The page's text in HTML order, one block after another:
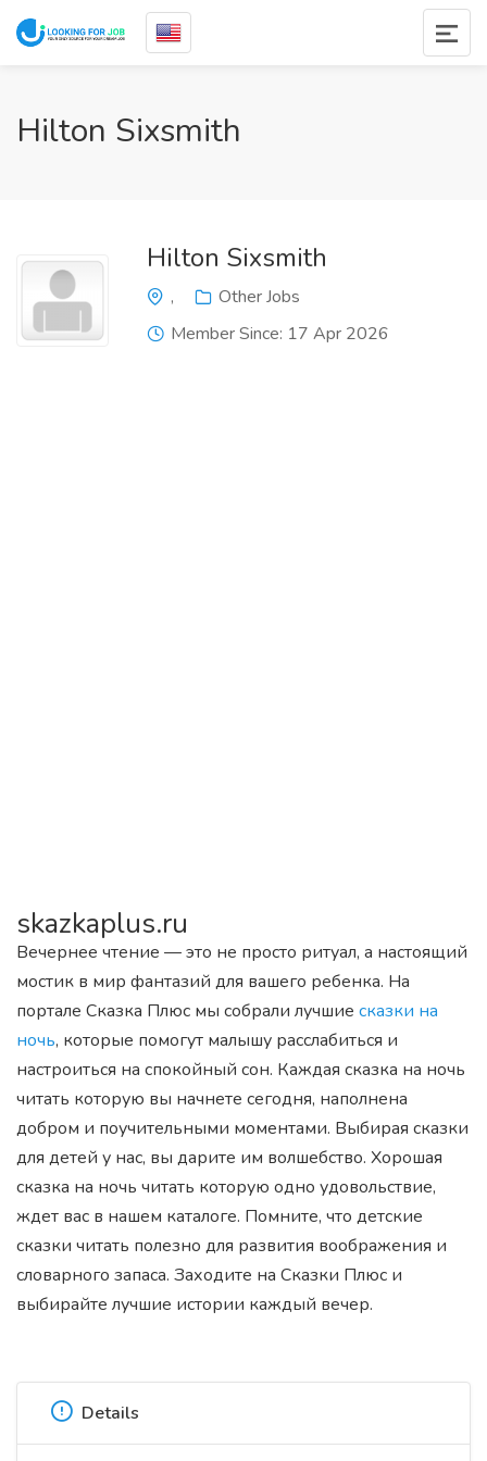
Hilton Sixsmith
Hilton Sixsmith
,
Other Jobs
Member Since: 17 Apr 2026
skazkaplus.ru
Вечернее чтение — это не просто ритуал, а настоящий
мостик в мир фантазий для вашего ребенка. На
портале Сказка Плюс мы собрали лучшие сказки на
ночь, которые помогут малышу расслабиться и
настроиться на спокойный сон. Каждая сказка на ночь
читать которую вы начнете сегодня, наполнена
добром и поучительными моментами. Выбирая сказки
для детей у нас, вы дарите им волшебство. Хорошая
сказка на ночь читать которую одно удовольствие,
ждет вас в нашем каталоге. Помните, что детские
сказки читать полезно для развития воображения и
словарного запаса. Заходите на Сказки Плюс и
выбирайте лучшие истории каждый вечер.
Details